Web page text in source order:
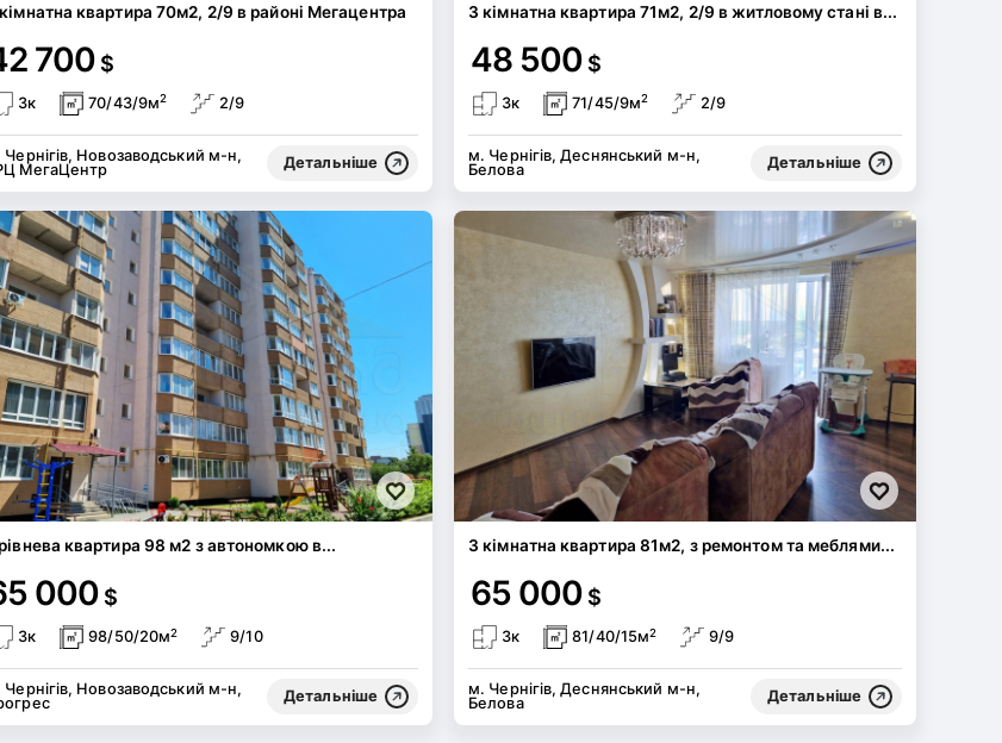
квартира 70м2, 2/9 в районі Мегацентра
700 $
3к 70/43/9м2 2/9
Чернігів, Новозаводський м-н,
МегаЦентр
Детальніше
3 кімнатна квартира 71м2, 2/9 в житловому стані в...
48 500 $
3к 71/45/9м2 2/9
м. Чернігів, Деснянський м-н,
Белова
Детальніше
квартира 98 м2 з автономкою в...
000 $
3к 98/50/20м2 9/10
Чернігів, Новозаводський м-н,
Детальніше
3 кімнатна квартира 81м2, з ремонтом та меблями...
65 000 $
3к 81/40/15м2 9/9
м. Чернігів, Деснянський м-н,
Белова
Детальніше